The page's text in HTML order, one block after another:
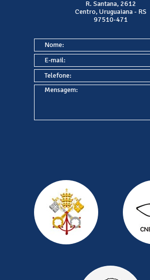
R. Santana, 2612
Centro, Uruguaiana - RS
97510-471